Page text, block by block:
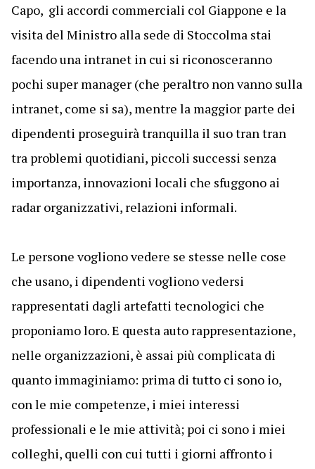
Capo, gli accordi commerciali col Giappone e la
visita del Ministro alla sede di Stoccolma stai
facendo una intranet in cui si riconosceranno
pochi super manager (che peraltro non vanno sulla
intranet, come si sa), mentre la maggior parte dei
dipendenti proseguirà tranquilla il suo tran tran
tra problemi quotidiani, piccoli successi senza
importanza, innovazioni locali che sfuggono ai
radar organizzativi, relazioni informali.
Le persone vogliono vedere se stesse nelle cose
che usano, i dipendenti vogliono vedersi
rappresentati dagli artefatti tecnologici che
proponiamo loro. E questa auto rappresentazione,
nelle organizzazioni, è assai più complicata di
quanto immaginiamo: prima di tutto ci sono io,
con le mie competenze, i miei interessi
professionali e le mie attività; poi ci sono i miei
colleghi, quelli con cui tutti i giorni affronto i